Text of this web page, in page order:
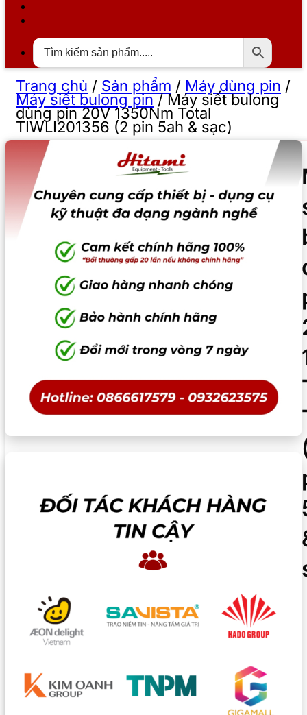
Trang chủ / Sản phẩm / Máy dùng pin /
Máy siết bulong pin/Máy siết bulong
dùng pin 20V 1350Nm Total
TIWLI201356 (2 pin 5ah & sạc)